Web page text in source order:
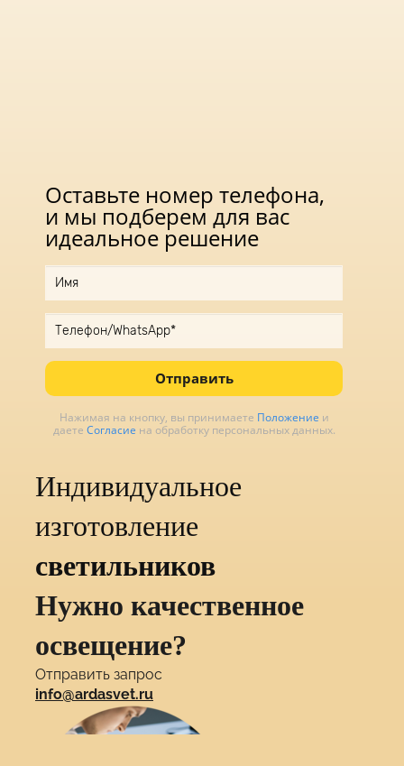
Оставьте номер телефона,
и мы подберем для вас
идеальное решение
Отправить
Нажимая на кнопку, вы принимаете Положение и
даете Согласие на обработку персональных данных.
Индивидуальное
изготовление
светильников
Нужно качественное
освещение?
Отправить запрос
info@ardasvet.ru